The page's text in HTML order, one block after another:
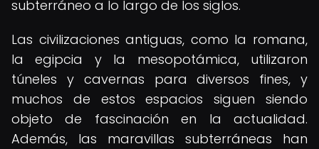
subterráneo a lo largo de los siglos.
Las civilizaciones antiguas, como la romana,
la egipcia y la mesopotámica, utilizaron
túneles y cavernas para diversos fines, y
muchos de estos espacios siguen siendo
objeto de fascinación en la actualidad.
Además, las maravillas subterráneas han